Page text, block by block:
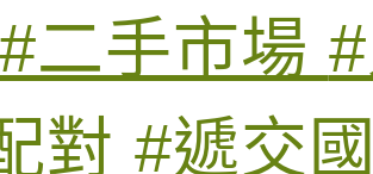
#二手市場
對 #遞交